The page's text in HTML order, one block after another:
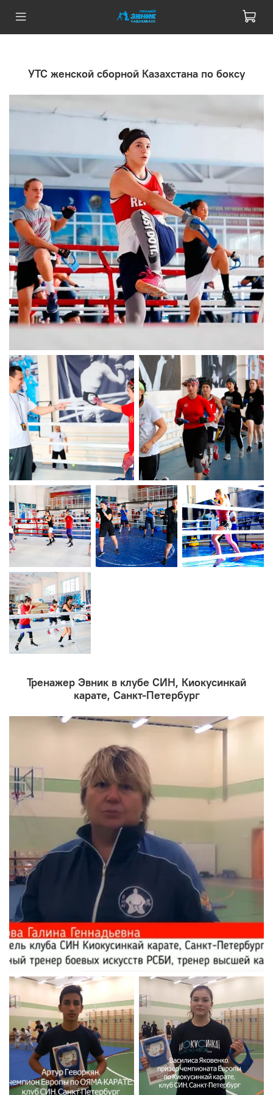
УТС женской сборной Казахстана по боксу
Тренажер Эвник в клубе СИН, Киокусинкай
карате, Санкт-Петербург